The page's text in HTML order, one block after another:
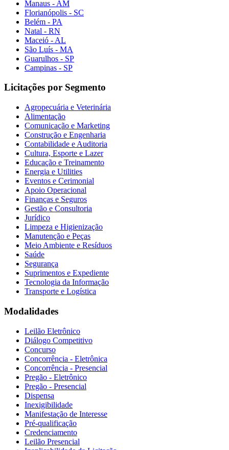
Manaus - AM
Florianópolis - SC
Belém - PA
Natal - RN
Maceió - AL
São Luís - MA
Guarulhos - SP
Campinas - SP
Licitações por Segmento
Agropecuária e Veterinária
Alimentação
Comunicação e Marketing
Construção e Engenharia
Contabilidade e Auditoria
Cultura, Esporte e Lazer
Educação e Treinamento
Energia e Utilities
Eventos e Cerimonial
Apoio Operacional
Finanças e Seguros
Gestão e Consultoria
Jurídico
Limpeza e Higienização
Manutenção e Peças
Meio Ambiente e Resíduos
Saúde
Segurança
Suprimentos e Expediente
Tecnologia da Informação
Transporte e Logística
Modalidades
Leilão Eletrônico
Diálogo Competitivo
Concurso
Concorrência - Eletrônica
Concorrência - Presencial
Pregão - Eletrônico
Pregão - Presencial
Dispensa
Inexigibilidade
Manifestação de Interesse
Pré-qualificação
Credenciamento
Leilão Presencial